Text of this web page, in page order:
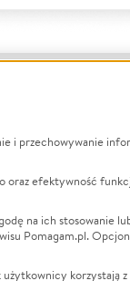
i przechowywanie
efektywność
na ich stosowanie
Pomagam.pl.
korzystają z